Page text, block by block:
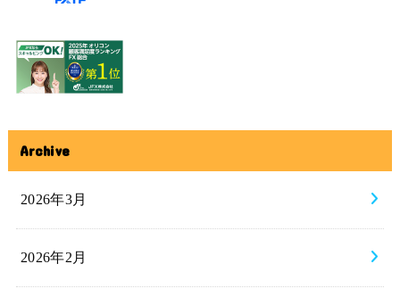
Archive
2026年3月
2026年2月